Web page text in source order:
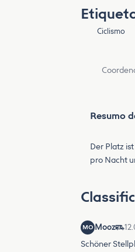
Ciclismo
Resumo
Der Platz
pro Nacht
MO Mooz
Schöner